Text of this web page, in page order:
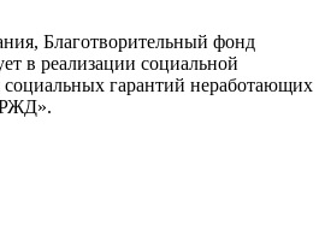
Благотворительный фонд
в реализации социальной
гарантий неработающих